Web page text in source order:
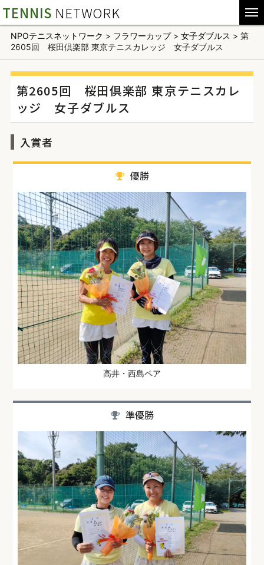
TENNIS NETWORK
NPOテニスネットワーク > フラワーカップ> 女子ダブルス > 第
2605回 桜田倶楽部 東京テニスカレッジ 女子ダブルス
第2605回 桜田倶楽部 東京テニスカレ
ッジ 女子ダブルス
入賞者
優勝
高井・西島ペア
準優勝